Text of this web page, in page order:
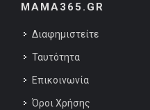
MAMA365.GR
Διαφημιστείτε
Ταυτότητα
Επικοινωνία
Όροι Χρήσης